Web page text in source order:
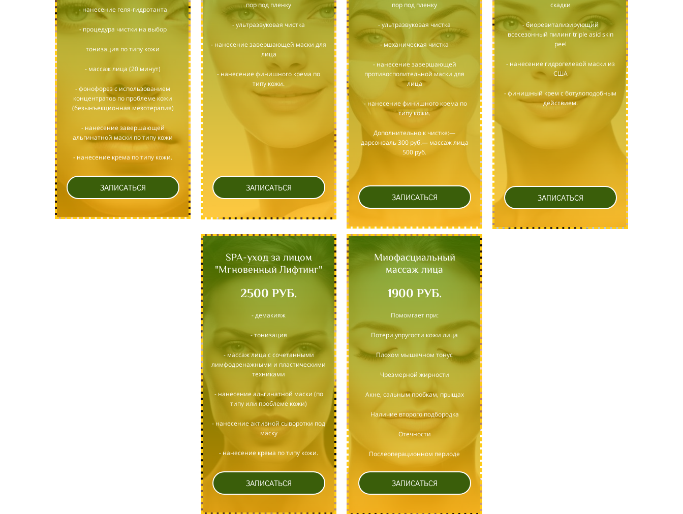
- нанесение геля-гидротанта
- процедура чистки на выбор
тонизация по типу кожи
- массаж лица (20 минут)
- фонофорез с использованием
концентратов по проблеме кожи
(безынъекционная мезотерапия)
- нанесение завершающей
альгинатной маски по типу кожи
- нанесение крема по типу кожи.
ЗАПИСАТЬСЯ
пор под пленку
- ультразвуковая чистка
- нанесение завершающей маски для
лица
- нанесение финишного крема по
типу кожи.
ЗАПИСАТЬСЯ
пор под пленку
- ультразвуковая чистка
- механическая чистка
- нанесение завершающей
противосполительной маски для
лица
- нанесение финишного крема по
типу кожи.
Дополнительно к чистке:—
дарсонваль 300 руб.— массаж лица
500 руб.
ЗАПИСАТЬСЯ
скадки
- биоревитализирующий
всесезонный пилинг triple asid skin
peel
- нанесение гидрогелевой маски из
США
- финишный крем с ботулоподобным
действием.
ЗАПИСАТЬСЯ
SPA-уход за лицом
"Мгновенный Лифтинг"
2500 РУБ.
- демакияж
- тонизация
- массаж лица с сочетанными
лимфодренажными и пластическими
техниками
- нанесение альгинатной маски (по
типу или проблеме кожи)
- нанесение активной сыворотки под
маску
- нанесение крема по типу кожи.
ЗАПИСАТЬСЯ
Миофасциальный
массаж лица
1900 РУБ.
Помомгает при:
Потери упругости кожи лица
Плохом мышечном тонус
Чрезмерной жирности
Акне, сальным пробкам, прыщах
Наличие второго подбородка
Отечности
Послеоперационном периоде
ЗАПИСАТЬСЯ